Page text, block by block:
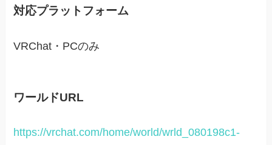
対応プラットフォーム
VRChat・PCのみ
ワールドURL
https://vrchat.com/home/world/wrld_080198c1-